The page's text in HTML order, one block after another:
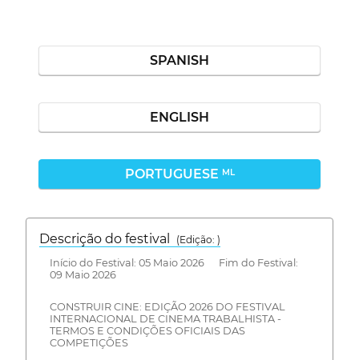
SPANISH
ENGLISH
PORTUGUESE ML
Descrição do festival
(Edição: )
Início do Festival: 05 Maio 2026 Fim do Festival:
09 Maio 2026
CONSTRUIR CINE: EDIÇÃO 2026 DO FESTIVAL
INTERNACIONAL DE CINEMA TRABALHISTA -
TERMOS E CONDIÇÕES OFICIAIS DAS
COMPETIÇÕES